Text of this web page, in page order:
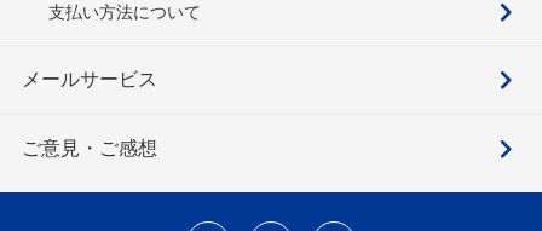
支払い方法について
メールサービス
ご意見・ご感想